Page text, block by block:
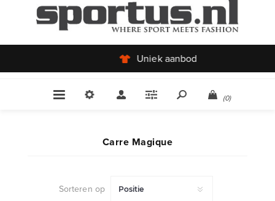
Uniek aanbod
(0)
Carre Magique
Sorteren op